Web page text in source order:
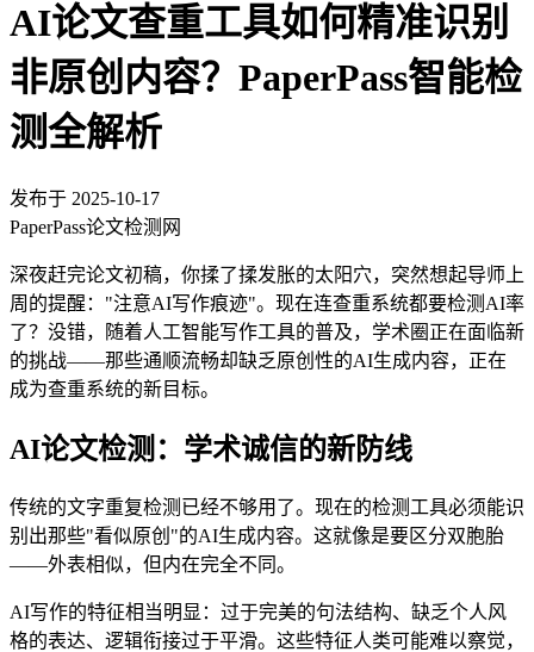
AI论文查重工具如何精准识别
非原创内容？PaperPass智能检
测全解析
发布于 2025-10-17
PaperPass论文检测网
深夜赶完论文初稿，你揉了揉发胀的太阳穴，突然想起导师上
周的提醒："注意AI写作痕迹"。现在连查重系统都要检测AI率
了？没错，随着人工智能写作工具的普及，学术圈正在面临新
的挑战——那些通顺流畅却缺乏原创性的AI生成内容，正在
成为查重系统的新目标。
AI论文检测：学术诚信的新防线
传统的文字重复检测已经不够用了。现在的检测工具必须能识
别出那些"看似原创"的AI生成内容。这就像是要区分双胞胎
——外表相似，但内在完全不同。
AI写作的特征相当明显：过于完美的句法结构、缺乏个人风
格的表达、逻辑衔接过于平滑。这些特征人类可能难以察觉，